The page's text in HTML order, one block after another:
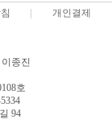
개인결제
종진
호
94